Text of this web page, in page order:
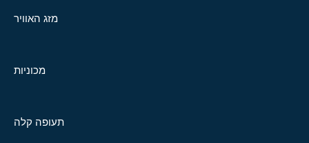
מזג האוויר
מכוניות
תעופה קלה